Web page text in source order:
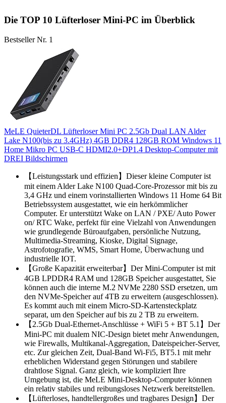
Die TOP 10 Lüfterloser Mini-PC im Überblick
Bestseller Nr. 1
MeLE QuieterDL Lüfterloser Mini PC 2.5Gb Dual LAN Alder
Lake N100(bis zu 3.4GHz) 4GB DDR4 128GB ROM Windows 11
Home Mikro PC USB-C HDMI2.0+DP1.4 Desktop-Computer mit
DREI Bildschirmen
【Leistungsstark und effizien】Dieser kleine Computer ist
mit einem Alder Lake N100 Quad-Core-Prozessor mit bis zu
3,4 GHz und einem vorinstallierten Windows 11 Home 64 Bit
Betriebssystem ausgestattet, wie ein herkömmlicher
Computer. Er unterstützt Wake on LAN / PXE/ Auto Power
on/ RTC Wake, perfekt für eine Vielzahl von Anwendungen
wie grundlegende Büroaufgaben, persönliche Nutzung,
Multimedia-Streaming, Kioske, Digital Signage,
Astrofotografie, WMS, Smart Home, Überwachung und
industrielle IOT.
【Große Kapazität erweiterbar】Der Mini-Computer ist mit
4GB LPDDR4 RAM und 128GB Speicher ausgestattet, Sie
können auch die interne M.2 NVMe 2280 SSD ersetzen, um
den NVMe-Speicher auf 4TB zu erweitern (ausgeschlossen).
Es kommt auch mit einem Micro-SD-Kartensteckplatz
separat, um den Speicher auf bis zu 2 TB zu erweitern.
【2.5Gb Dual-Ethernet-Anschlüsse + WiFi 5 + BT 5.1】Der
Mini-PC mit dualem NIC-Design bietet mehr Anwendungen,
wie Firewalls, Multikanal-Aggregation, Dateispeicher-Server,
etc. Zur gleichen Zeit, Dual-Band Wi-Fi5, BT5.1 mit mehr
erheblichen Widerstand gegen Störungen und stabilere
drahtlose Signal. Ganz gleich, wie kompliziert Ihre
Umgebung ist, die MeLE Mini-Desktop-Computer können
ein relativ stabiles und reibungsloses Netzwerk bereitstellen.
【Lüfterloses, handtellergroßes und tragbares Design】Der